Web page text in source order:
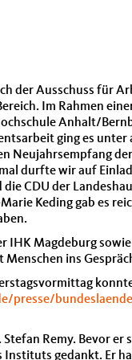
der Ausschuss für
Im Rahmen
Anhalt/
ging es unter
Neujahrsempfang
durfte wir auf
CDU der
Keding gab es
IHK Magdeburg
ins
presse/
Remy. Bevor
gedankt. Er